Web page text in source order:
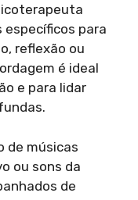
específicos para
reflexão ou
é ideal
e para lidar
de músicas
ou sons da
de